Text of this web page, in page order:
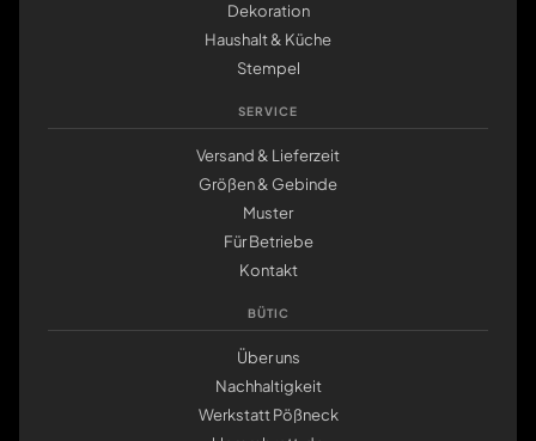
Dekoration
Haushalt & Küche
Stempel
SERVICE
Versand & Lieferzeit
Größen & Gebinde
Muster
Für Betriebe
Kontakt
BÜTIC
Über uns
Nachhaltigkeit
Werkstatt Pößneck